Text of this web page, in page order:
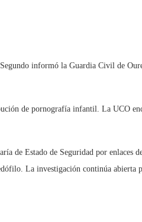
informó la Guardia Civil de
de pornografía infantil. La UCO
de Estado de Seguridad por enlaces
La investigación continúa abierta